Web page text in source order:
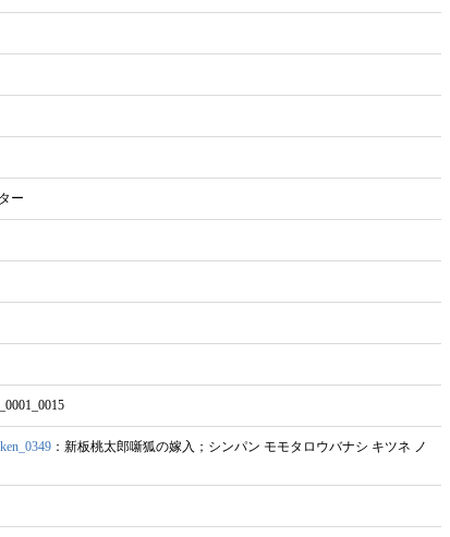
ー
：新板桃太郎噺狐の嫁入；シンパン モモタロウバナシ キツネ ノ